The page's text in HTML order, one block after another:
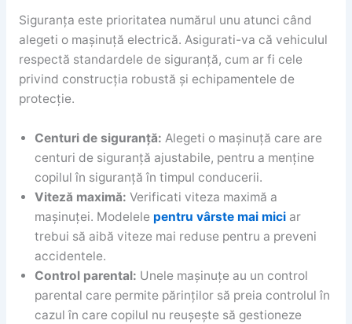
Siguranța este prioritatea numărul unu atunci când
alegeti o mașinuță electrică. Asigurati-va că vehiculul
respectă standardele de siguranță, cum ar fi cele
privind construcția robustă și echipamentele de
protecție.
Centuri de siguranță: Alegeti o mașinuță care are
centuri de siguranță ajustabile, pentru a menține
copilul în siguranță în timpul conducerii.
Viteză maximă: Verificati viteza maximă a
mașinuței. Modelele pentru vârste mai miciar
trebui să aibă viteze mai reduse pentru a preveni
accidentele.
Control parental: Unele mașinuțe au un control
parental care permite părinților să preia controlul în
cazul în care copilul nu reușește să gestioneze